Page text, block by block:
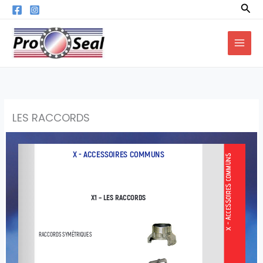
Aller
contenu
LES RACCORDS